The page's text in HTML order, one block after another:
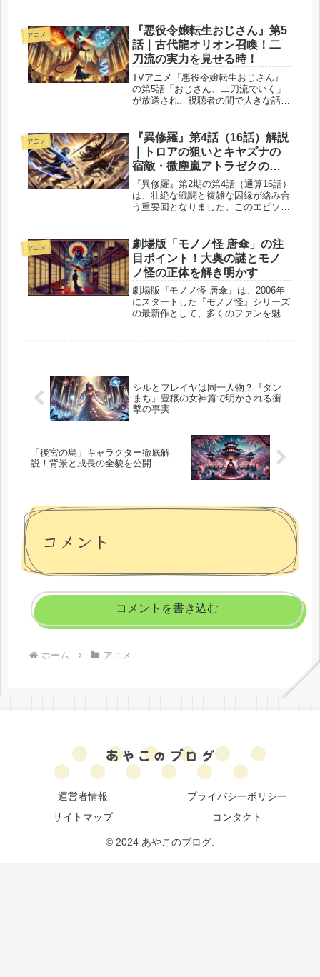
す。彼らの能力や役割がどのように物
語に影響を与えるのか、そしてその背
景に...
アニメ
『悪役令嬢転生おじさん』第5
話｜古代龍オリオン召喚！二
刀流の実力を見せる時！
TVアニメ『悪役令嬢転生おじさん』
の第5話「おじさん、二刀流でいく」
が放送され、視聴者の間で大きな話題
ト）として古代龍（エンシェントドラ
ゴン）を召喚し、その名を「オリオ
ン」と...
アニメ
『異修羅』第4話（16話）解説
｜トロアの狙いとキヤズナの
宿敵・微塵嵐アトラゼクの因
縁とは？
『異修羅』第2期の第4話（通算16話）
は、壮絶な戦闘と複雑な因縁が絡み合
う重要回となりました。このエピソー
微塵嵐アトラゼクとの過去の因縁が浮
かび上がります。トロアは強力な魔...
アニメ
劇場版「モノノ怪 唐傘」の注
目ポイント！大奥の謎とモノ
ノ怪の正体を解き明かす
劇場版『モノノ怪 唐傘』は、2006年
にスタートした『モノノ怪』シリーズ
の最新作として、多くのファンを魅了
シルとフレイヤは同一人物？『ダン
まち』豊穣の女神篇で明かされる衝
撃の事実
「後宮の烏」キャラクター徹底解
説！背景と成長の全貌を公開
コメント
コメントを書き込む
ホーム アニメ
運営者情報
プライバシーポリシー
サイトマップ
コンタクト
© 2024 あやこのブログ.